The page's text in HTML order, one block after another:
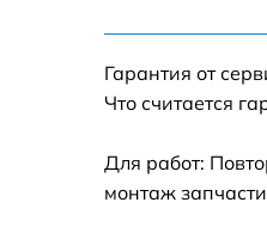
Замена
Гарантия от
Что считается
Для работ:
монтаж